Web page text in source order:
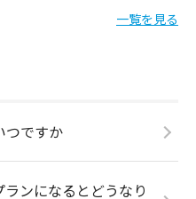
一覧を見る
つですか
ンになるとどうなり